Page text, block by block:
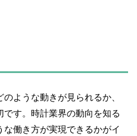
ような動きが見られるか、
す。時計業界の動向を知る
働き方が実現できるかがイ